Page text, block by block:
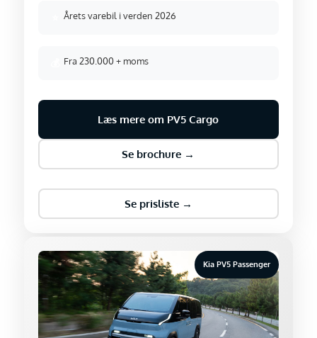
Årets varebil i verden 2026
Fra 230.000 + moms
Læs mere om PV5 Cargo
Se brochure →
Se prisliste →
Kia PV5 Passenger